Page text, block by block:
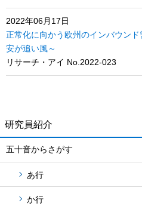
2022年06月17日
正常化に向かう欧州のインバウン
安が追い風～
リサーチ・アイ No.2022-023
研究員紹介
五十音からさがす
あ行
か行